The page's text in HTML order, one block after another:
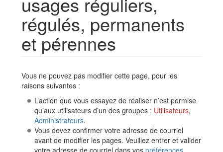
régulés, permanents
et pérennes
Vous ne pouvez pas modifier cette page, pour les
raisons suivantes :
L’action que vous essayez de réaliser n’est permise
qu’aux utilisateurs d’un des groupes : Utilisateurs,
Administrateurs.
Vous devez confirmer votre adresse de courriel
avant de modifier les pages. Veuillez entrer et valider